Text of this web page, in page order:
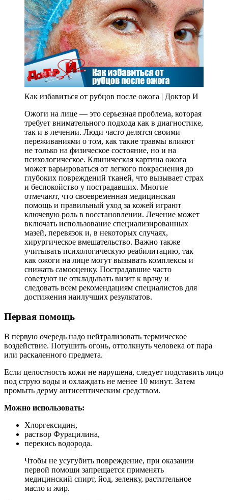
Как избавиться от рубцов после ожога | Доктор И
Ожоги на лице — это серьезная проблема, которая
требует внимательного подхода как в диагностике,
так и в лечении. Люди часто делятся своими
переживаниями о том, как такие травмы влияют
не только на физическое состояние, но и на
психологическое. Клиническая картина ожога
может варьироваться от легкого покраснения до
глубоких повреждений тканей, что вызывает страх
и беспокойство у пострадавших. Многие
отмечают, что своевременная медицинская
помощь и правильный уход за кожей играют
ключевую роль в восстановлении. Лечение может
включать использование специализированных
мазей, перевязок и, в некоторых случаях,
хирургическое вмешательство. Важно также
учитывать психологическую реабилитацию, так
как ожоги на лице могут вызывать комплексы и
снижать самооценку. Пострадавшие часто
советуют не откладывать визит к врачу и
следовать всем рекомендациям специалистов для
достижения наилучших результатов.
Первая помощь
В первую очередь надо нейтрализовать термическое
воздействие. Потушить огонь, оттолкнуть человека от пара
или раскаленного предмета.
Если целостность кожи не нарушена, следует подставить лицо
под струю воды и охлаждать не менее 10 минут. Затем
промыть дерму антисептическим средством.
Можно использовать:
Хлоргексидин,
раствор Фурацилина,
перекись водорода.
Чтобы не усугубить повреждение, при оказании
первой помощи запрещается применять
медицинский спирт, йод, зеленку, растительное
масло и жир.